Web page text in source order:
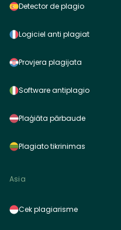
Detector de plagio
Logiciel anti plagiat
Provjera plagijata
Software antiplagio
Plaģiāta pārbaude
Plagiato tikrinimas
Asia
Cek plagiarisme